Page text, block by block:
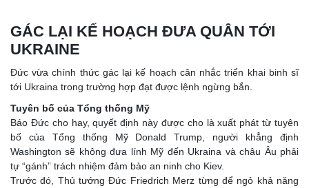
GÁC LẠI KẾ HOẠCH ĐƯA QUÂN TỚI
UKRAINE
Đức vừa chính thức gác lại kế hoạch cân nhắc triển khai binh sĩ
tới Ukraina trong trường hợp đạt được lệnh ngừng bắn.
Tuyên bố của Tổng thống Mỹ
Báo Đức cho hay, quyết định này được cho là xuất phát từ tuyên
bố của Tổng thống Mỹ Donald Trump, người khẳng định
Washington sẽ không đưa lính Mỹ đến Ukraina và châu Âu phải
tự “gánh” trách nhiệm đảm bảo an ninh cho Kiev.
Trước đó, Thủ tướng Đức Friedrich Merz từng để ngỏ khả năng